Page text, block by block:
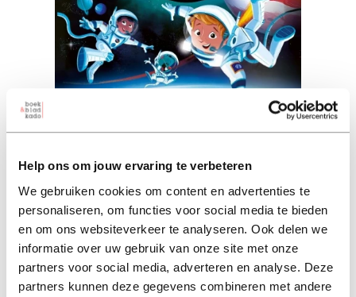
Help ons om jouw ervaring te verbeteren
We gebruiken cookies om content en advertenties te
personaliseren, om functies voor social media te bieden
en om ons websiteverkeer te analyseren. Ook delen we
informatie over uw gebruik van onze site met onze
partners voor social media, adverteren en analyse. Deze
partners kunnen deze gegevens combineren met andere
Reis langs de planeten
hard-cover 16,99
16,99 excl. 3,95 verzendkosten NL